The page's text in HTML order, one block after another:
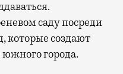
саду посреди
которые создают
города.